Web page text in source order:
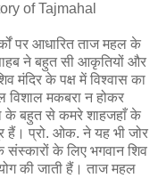
of Tajmahal
पर आधारित ताज महल के
ने बहुत सी आकृतियों और
मंदिर के पक्ष में विश्वास का
मकबरा न होकर
के बहुत से कमरे शाहजहाँ के
प्रो. ओक. ने यह भी जोर
संस्कारों के लिए भगवान शिव
की जाती हैं। ताज महल